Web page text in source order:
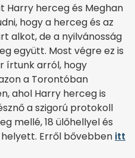
Harry herceg és Meghan
hogy a herceg és az
alkot, de a nyilvánosság
együtt. Most végre ez is
írtunk arról, hogy
a Torontóban
ahol Harry herceg is
a szigorú protokoll
mellé, 18 ülőhellyel és
Erről bővebben itt